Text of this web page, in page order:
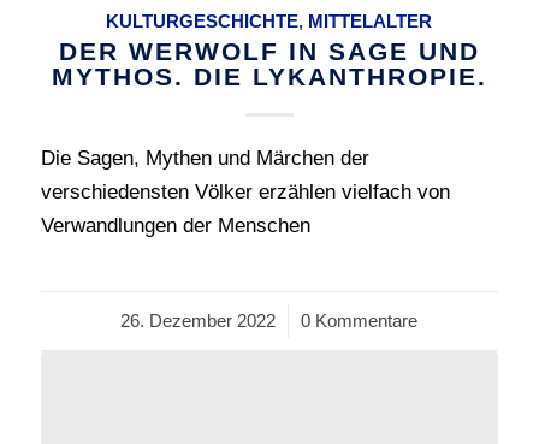
KULTURGESCHICHTE, MITTELALTER
DER WERWOLF IN SAGE UND
MYTHOS. DIE LYKANTHROPIE.
Die Sagen, Mythen und Märchen der
verschiedensten Völker erzählen vielfach von
Verwandlungen der Menschen
26. Dezember 2022
/ 0 Kommentare